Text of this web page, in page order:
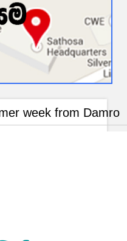
week from Damro